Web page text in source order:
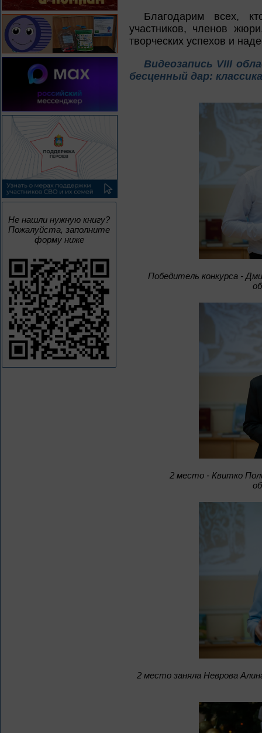
Не нашли нужную книгу?
Пожалуйста, заполните
форму ниже
Благодарим всех,
участников, членов
творческих успехов и
Видеозапись VIII
бесценный дар:
Победитель конкурса -
2 место - Квитко
2 место заняла Неврова